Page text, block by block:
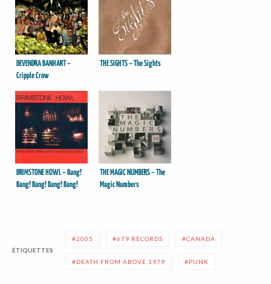
DEVENDRA BANHART –
Cripple Crow
THE SIGHTS – The Sights
BRIMSTONE HOWL – Bang!
Bang! Bang! Bang! Bang!
THE MAGIC NUMBERS – The
Magic Numbers
ÉTIQUETTES
2005 679 RECORDS CANADA
DEATH FROM ABOVE 1979 PUNK